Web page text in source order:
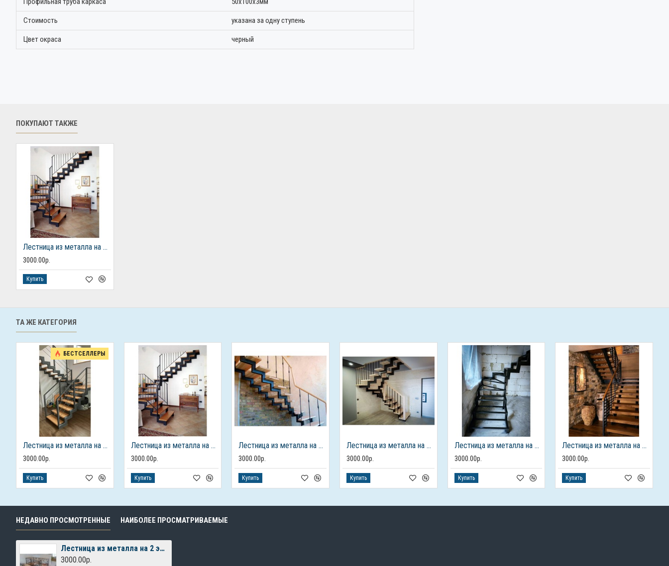
Стоимость указана за одну ступень
Цвет окраса черный
ПОКУПАЮТ ТАКЖЕ
Лестница из металла на 2 этаж
3000.00р.
Купить
ТА ЖЕ КАТЕГОРИЯ
БЕСТСЕЛЛЕРЫ
Лестница из металла на 2 этаж
3000.00р.
Купить
Лестница из металла на 2 этаж
3000.00р.
Купить
Лестница из металла на 2 этаж
3000.00р.
Купить
Лестница из металла на 2 этаж
3000.00р.
Купить
Лестница из металла на 2 этаж
3000.00р.
Купить
Лестница из металла на 2 этаж
3000.00р.
Купить
НЕДАВНО ПРОСМОТРЕННЫЕ НАИБОЛЕЕ ПРОСМАТРИВАЕМЫЕ
Лестница из металла на 2 этаж
3000.00р.